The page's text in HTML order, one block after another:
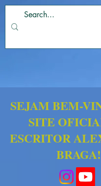
SEJAM BEM-
SITE
ESCRITOR
BRAGA!